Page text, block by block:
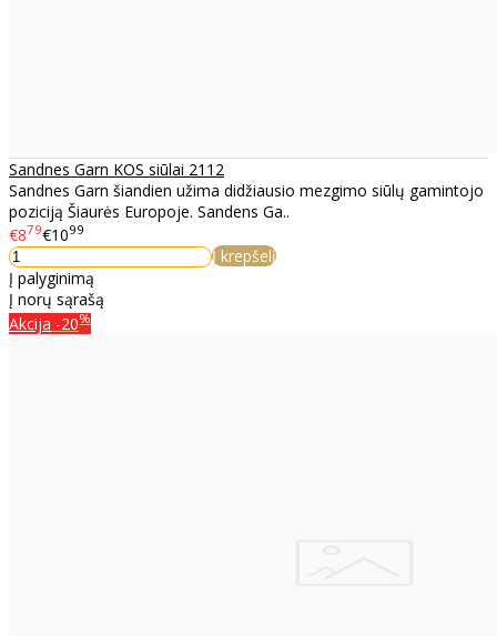
Sandnes Garn KOS siūlai 2112
Sandnes Garn šiandien užima didžiausio mezgimo siūlų gamintojo
poziciją Šiaurės Europoje. Sandens Ga..
€879€1099
Į krepšelį
Į palyginimą
Į norų sąrašą
Akcija -20%